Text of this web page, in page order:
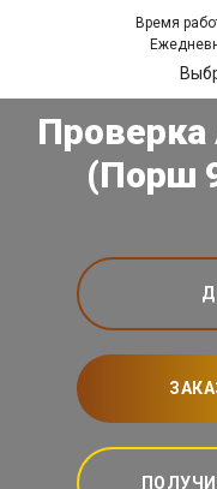
Время
Проверка
(Порш